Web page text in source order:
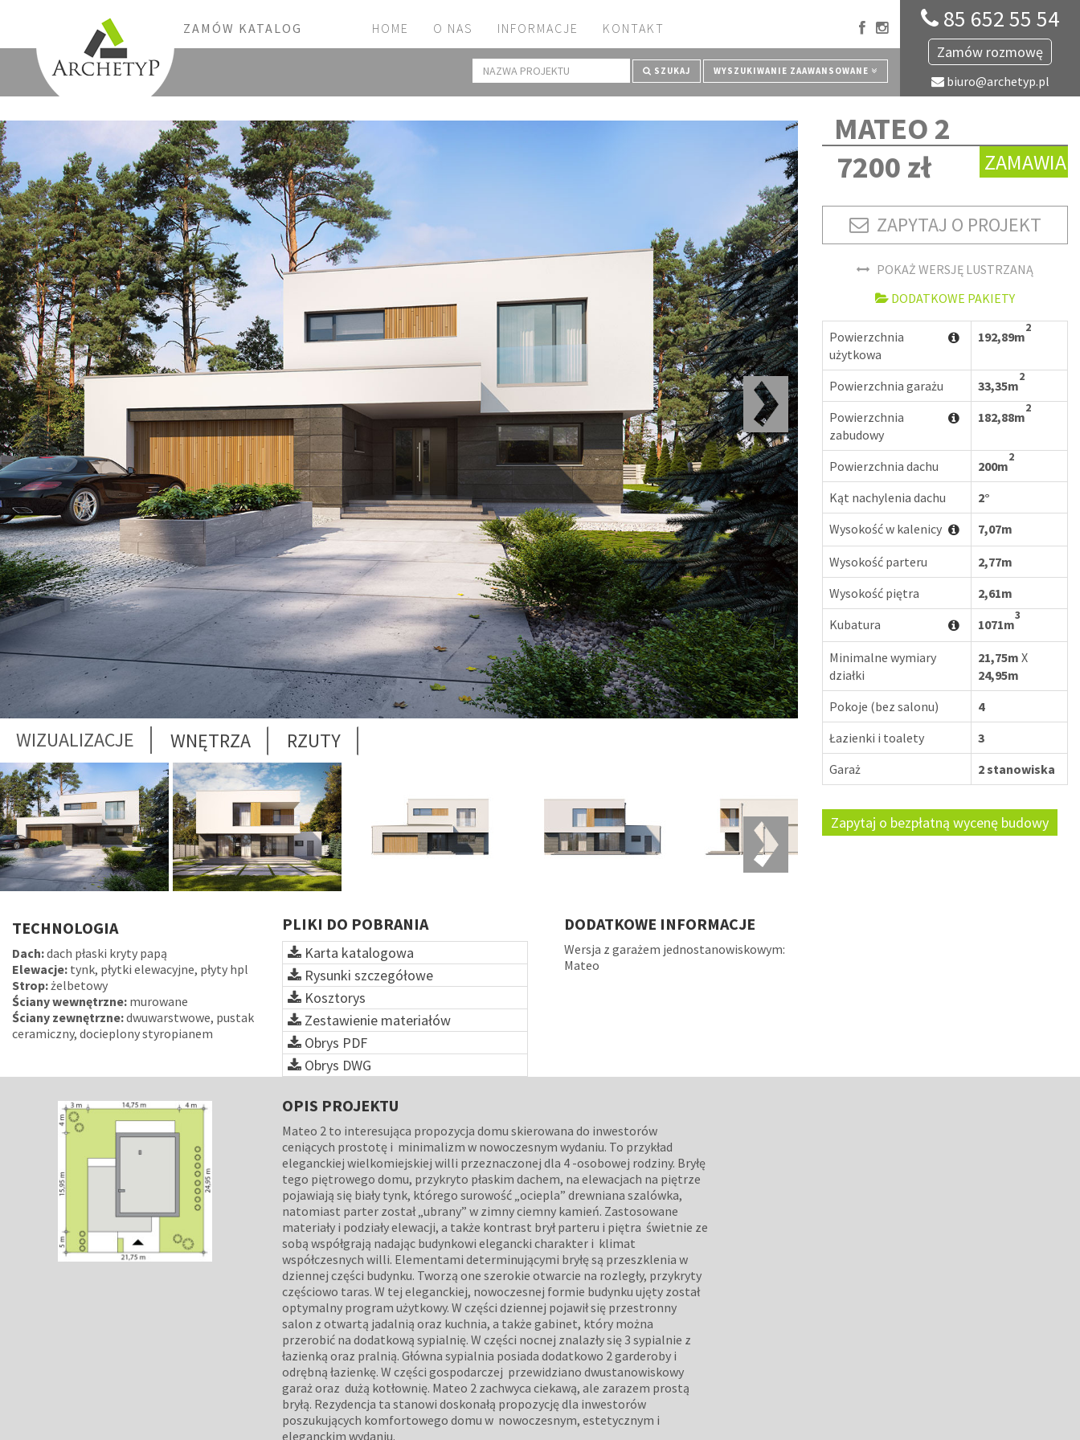
ZAMÓW KATALOG HOME O NAS INFORMACJE KONTAKT 85 652 55 54
Zamów rozmowę
biuro@archetyp.pl
SZUKAJ WYSZUKIWANIE ZAAWANSOWANE
WIZUALIZACJE WNĘTRZA RZUTY
MATEO 2
7200 zł
ZAPYTAJ O PROJEKT
POKAŻ WERSJĘ LUSTRZANĄ
DODATKOWE PAKIETY
Powierzchnia
użytkowa
192,89m
2
Powierzchnia garażu 33,35m
2
Powierzchnia
zabudowy
182,88m
2
Powierzchnia dachu 200m
2
Kąt nachylenia dachu
2°
Wysokość w kalenicy
7,07m
Wysokość parteru
2,77m
Wysokość piętra
2,61m
Kubatura
1071m
3
Minimalne wymiary
działki
21,75m X
24,95m
Pokoje (bez salonu)
4
Łazienki i toalety
3
Garaż
2 stanowiska
Zapytaj o bezpłatną wycenę budowy
TECHNOLOGIA
Dach:dach płaski kryty papą
Elewacje: tynk, płytki elewacyjne, płyty hpl
Strop: żelbetowy
Ściany wewnętrzne: murowane
Ściany zewnętrzne:dwuwarstwowe, pustak
ceramiczny, docieplony styropianem
PLIKI DO POBRANIA
Karta katalogowa
Rysunki szczegółowe
Kosztorys
Zestawienie materiałów
Obrys PDF
Obrys DWG
DODATKOWE INFORMACJE
Wersja z garażem jednostanowiskowym:
Mateo
OPIS PROJEKTU
Mateo 2 to interesująca propozycja domu skierowana do inwestorów
ceniących prostotę i minimalizm w nowoczesnym wydaniu. To przykład
eleganckiej wielkomiejskiej willi przeznaczonej dla 4 -osobowej rodziny. Bryłę
tego piętrowego domu, przykryto płaskim dachem, na elewacjach na piętrze
pojawiają się biały tynk, którego surowość „ociepla” drewniana szalówka,
natomiast parter został „ubrany” w zimny ciemny kamień. Zastosowane
materiały i podziały elewacji, a także kontrast brył parteru i piętra świetnie ze
sobą współgrają nadając budynkowi elegancki charakter i klimat
współczesnych willi. Elementami determinującymi bryłę są przeszklenia w
dziennej części budynku. Tworzą one szerokie otwarcie na rozległy, przykryty
częściowo taras. W tej eleganckiej, nowoczesnej formie budynku ujęty został
optymalny program użytkowy. W części dziennej pojawił się przestronny
salon z otwartą jadalnią oraz kuchnia, a także gabinet, który można
przerobić na dodatkową sypialnię. W części nocnej znalazły się 3 sypialnie z
łazienką oraz pralnią. Główna sypialnia posiada dodatkowo 2 garderoby i
odrębną łazienkę. W części gospodarczej przewidziano dwustanowiskowy
garaż oraz dużą kotłownię. Mateo 2 zachwyca ciekawą, ale zarazem prostą
bryłą. Rezydencja ta stanowi doskonałą propozycję dla inwestorów
poszukujących komfortowego domu w nowoczesnym, estetycznym i
eleganckim wydaniu.